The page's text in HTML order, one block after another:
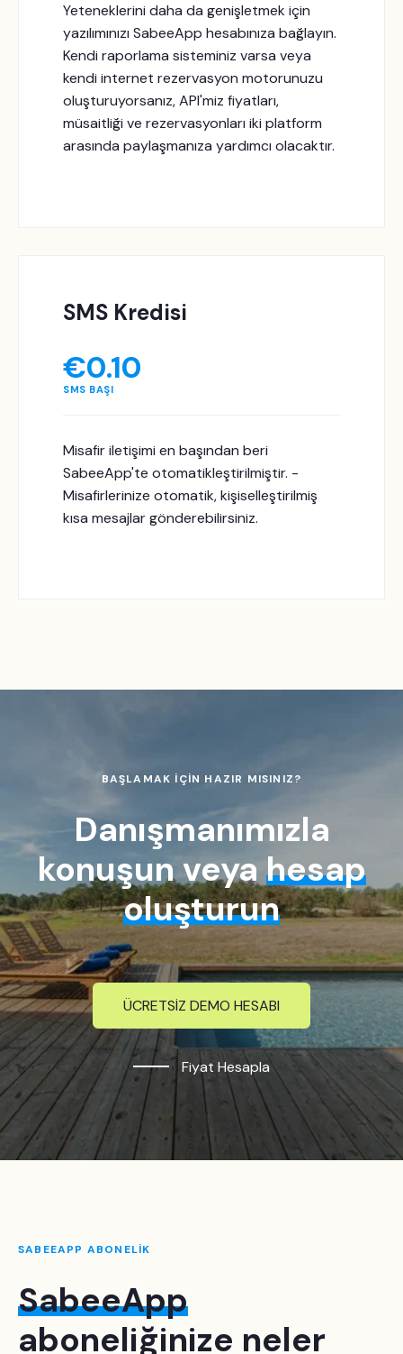
Yeteneklerini daha da genişletmek için
yazılımınızı SabeeApp hesabınıza bağlayın.
Kendi raporlama sisteminiz varsa veya
kendi internet rezervasyon motorunuzu
oluşturuyorsanız, API'miz fiyatları,
müsaitliği ve rezervasyonları iki platform
arasında paylaşmanıza yardımcı olacaktır.
SMS Kredisi
€0.10
SMS BAŞI
Misafir iletişimi en başından beri
SabeeApp'te otomatikleştirilmiştir. -
Misafirlerinize otomatik, kişiselleştirilmiş
kısa mesajlar gönderebilirsiniz.
BAŞLAMAK İÇİN HAZIR MISINIZ?
Danışmanımızla
konuşun veya hesap
oluşturun
ÜCRETSİZ DEMO HESABI
Fiyat Hesapla
SABEEAPP ABONELİK
SabeeApp
aboneliğinize neler